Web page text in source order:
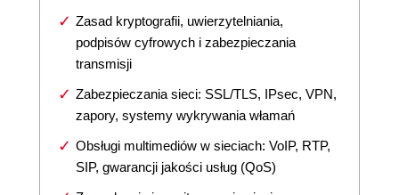
Zasad kryptografii, uwierzytelniania,
podpisów cyfrowych i zabezpieczania
transmisji
Zabezpieczania sieci: SSL/TLS, IPsec, VPN,
zapory, systemy wykrywania włamań
Obsługi multimediów w sieciach: VoIP, RTP,
SIP, gwarancji jakości usług (QoS)